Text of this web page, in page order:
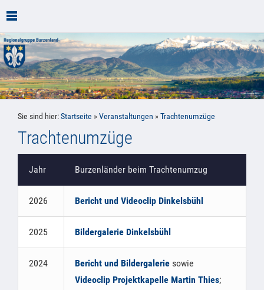
Sie sind hier:Startseite »Veranstaltungen »Trachtenumzüge
Trachtenumzüge
Jahr Burzenländer beim Trachtenumzug
2026 Bericht und Videoclip Dinkelsbühl
2025 Bildergalerie Dinkelsbühl
2024 Bericht und Bildergalerie sowie
Videoclip Projektkapelle Martin Thies;